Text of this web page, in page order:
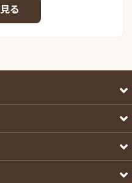
る